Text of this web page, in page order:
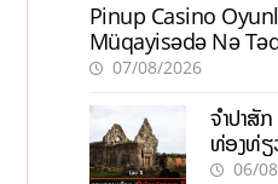
Pinup Casino
Müqayisədə Nə
07/08/2026
ຈຳປາສັ
ທ່ອງທ່ຽ
ກະຕຸ້ນເ
06/